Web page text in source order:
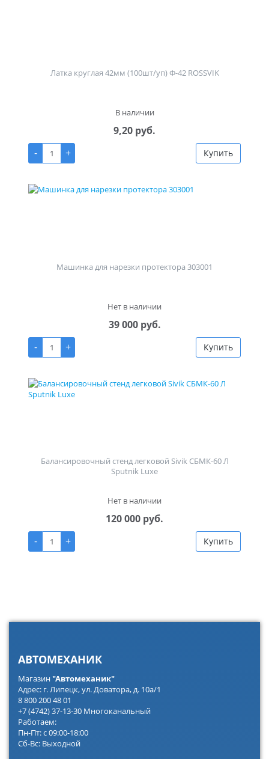
Латка круглая 42мм (100шт/уп) Ф-42 ROSSVIK
В наличии
9,20 руб.
-
+ Купить
Машинка для нарезки протектора 303001
Нет в наличии
39 000 руб.
-
+ Купить
Балансировочный стенд легковой Sivik СБМК-60 Л
Sputnik Luxe
Нет в наличии
120 000 руб.
-
+ Купить
АВТОМЕХАНИК
Магазин"Автомеханик"
Адрес: г. Липецк, ул. Доватора, д. 10а/1
8 800 200 48 01
+7 (4742) 37-13-30 Многоканальный
Работаем:
Пн-Пт: с 09:00-18:00
Сб-Вс: Выходной